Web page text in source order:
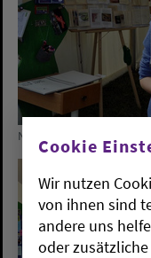
Naemi Bohlken
Cookie
Wir nutzen
von ihnen sind
andere uns
oder